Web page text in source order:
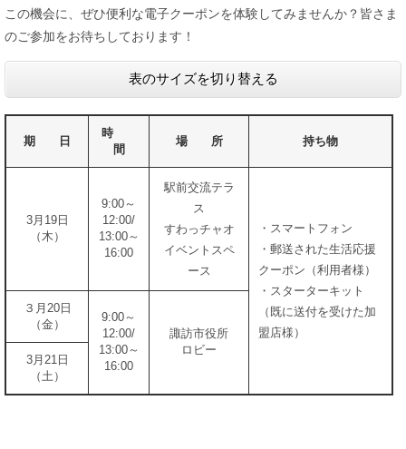
この機会に、ぜひ便利な電子クーポンを体験してみませんか？皆さま
のご参加をお待ちしております！
表のサイズを切り替える
期 日
時
間
場 所 持ち物
3月19日
（木）
9:00～
12:00/
13:00～
16:00
駅前交流テラ
ス
すわっチャオ
イベントスペ
ース
・スマートフォン
・郵送された生活応援
クーポン（利用者様）
・スターターキット
（既に送付を受けた加
盟店様）
３月20日
（金）
9:00～
12:00/
13:00～
16:00
諏訪市役所
ロビー
3月21日
（土）